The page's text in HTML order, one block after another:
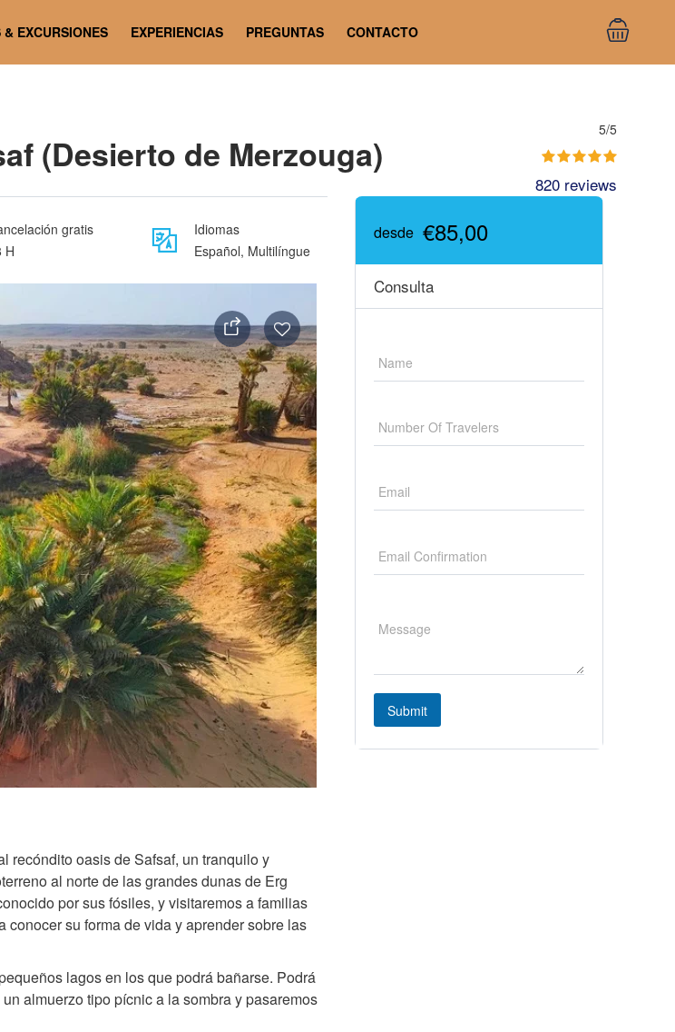
& EXCURSIONES EXPERIENCIAS PREGUNTAS CONTACTO
(Desierto de Merzouga)
5/5
820 reviews
gratis
H
Idiomas
Español, Multilíngue
recóndito oasis de Safsaf, un tranquilo y
al norte de las grandes dunas de Erg
por sus fósiles, y visitaremos a familias
su forma de vida y aprender sobre las
lagos en los que podrá bañarse. Podrá
almuerzo tipo pícnic a la sombra y pasaremos
desde €85,00
Consulta
Submit